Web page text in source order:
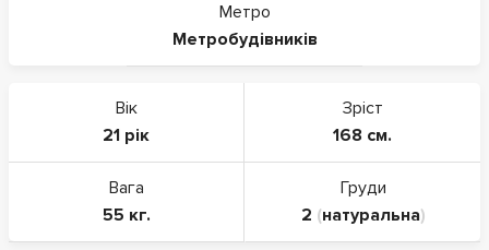
Метро
Метробудівників
Вік
21 рік
Зріст
168 см.
Вага
55 кг.
Груди
2 (натуральна)